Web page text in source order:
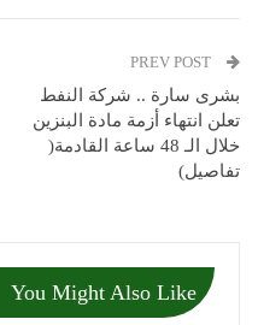
بشرى سارة .. شركة النفط
تعلن انتهاء أزمة مادة البنزين
خلال الـ 48 ساعة القادمة(
تفاصيل)
You Might Also Like